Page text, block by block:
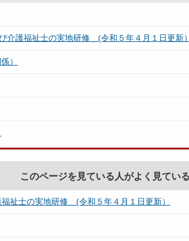
介護福祉士の実地研修 (令和５年４月１日更新）
）
このページを見ている人がよく見てい
祉士の実地研修 (令和５年４月１日更新）